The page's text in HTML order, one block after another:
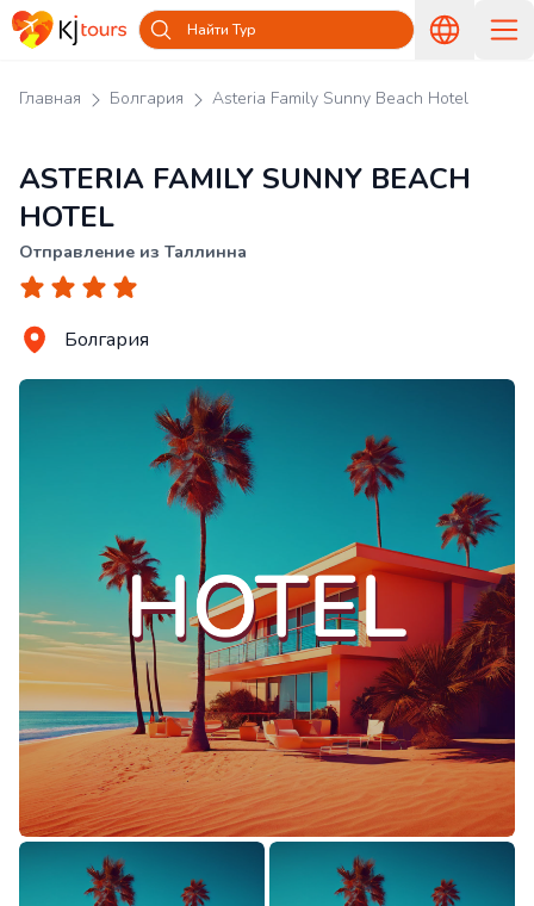
Найти Тур
Главная Болгария Asteria Family Sunny Beach Hotel
ASTERIA FAMILY SUNNY BEACH
HOTEL
Отправление из Таллинна
Болгария